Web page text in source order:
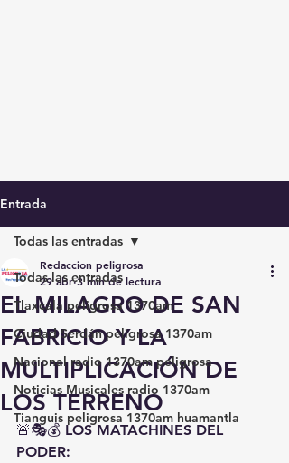
Entrada
Todas las entradas
Tlaxcala peligrosa 1370am
Ciudad Serdán peligrosa 1370am
Nacional radio 1370am peligrosa
Noticias Musicales radio 1370am
Tianguis peligrosa 1370am huamantla
Todas las entradas
EL MILAGRO DE SAN
FABRICIO Y LA
MULTIPLICACIÓN DE
LOS TERRENO
Redaccion peligrosa
29 abr 3 min de lectura
🚨🎭💰 LOS MATACHINES DEL
PODER: